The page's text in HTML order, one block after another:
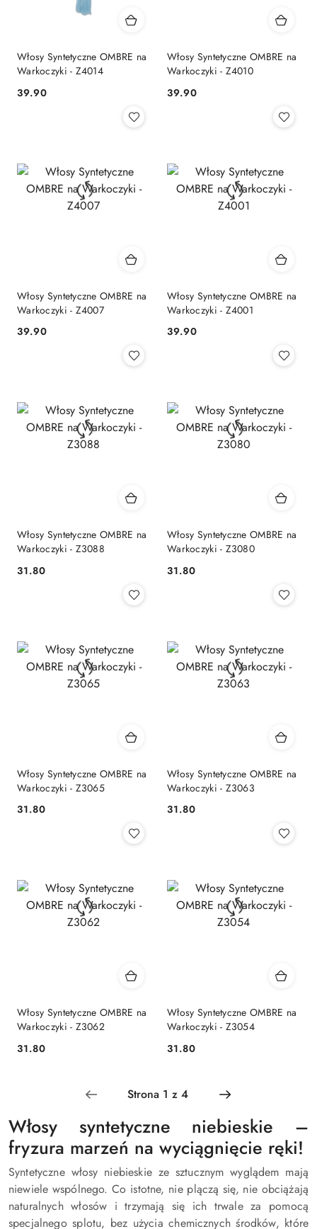
Włosy Syntetyczne OMBRE na
Warkoczyki - Z4014
Cena:
39.90
Włosy Syntetyczne OMBRE na
Warkoczyki - Z4010
Cena:
39.90
Włosy Syntetyczne OMBRE na
Warkoczyki - Z4007
Cena:
39.90
Włosy Syntetyczne OMBRE na
Warkoczyki - Z4001
Cena:
39.90
Włosy Syntetyczne OMBRE na
Warkoczyki - Z3088
Cena:
31.80
Włosy Syntetyczne OMBRE na
Warkoczyki - Z3080
Cena:
31.80
Włosy Syntetyczne OMBRE na
Warkoczyki - Z3065
Cena:
31.80
Włosy Syntetyczne OMBRE na
Warkoczyki - Z3063
Cena:
31.80
Włosy Syntetyczne OMBRE na
Warkoczyki - Z3062
Cena:
31.80
Włosy Syntetyczne OMBRE na
Warkoczyki - Z3054
Cena:
31.80
Włosy syntetyczne niebieskie –
fryzura marzeń na wyciągnięcie ręki!
Syntetyczne włosy niebieskie ze sztucznym wyglądem mają
niewiele wspólnego. Co istotne, nie plączą się, nie obciążają
naturalnych włosów i trzymają się ich trwale za pomocą
specjalnego splotu, bez użycia chemicznych środków, które